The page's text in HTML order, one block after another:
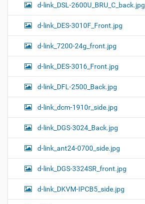
d-link_DSL-2600U_BRU_C_back.jpg
d-link_DES-3010F_Front.jpg
d-link_7200-24g_front.jpg
d-link_DES-3016_Front.jpg
d-link_DFL-2500_Back.jpg
d-link_dcm-1910r_side.jpg
d-link_DGS-3024_Back.jpg
d-link_ant24-0700_side.jpg
d-link_DGS-3324SR_front.jpg
d-link_DKVM-IPCB5_side.jpg